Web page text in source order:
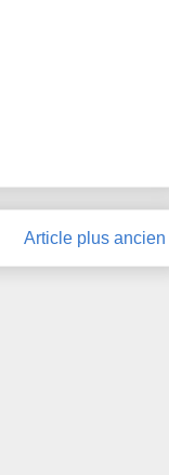
Article plus ancien